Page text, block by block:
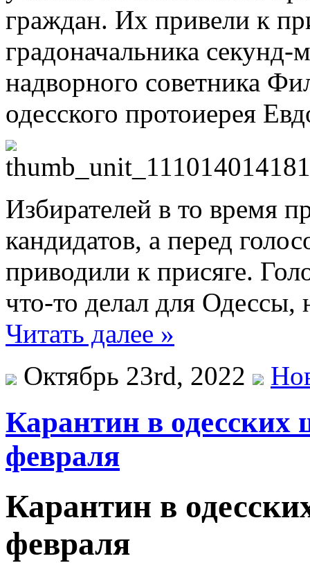
граждан. Их привели к
градоначальника
надворного советника
одесского протоиерея
Избирателей в то время
кандидатов, а перед
приводили к присяге.
что-то делал для Одессы,
Читать далее »
Октябрь 23rd, 2022
Карантин в одесских
февраля
Карантин в
февраля